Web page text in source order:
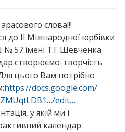
слова!!!
до ІІ Міжнародної юрбівки
№ 57 імені Т.Г.Шевченка
створюємо-творчість
цього Вам потрібно
https://docs.google.com/
edit….
у якій ми і
календар.